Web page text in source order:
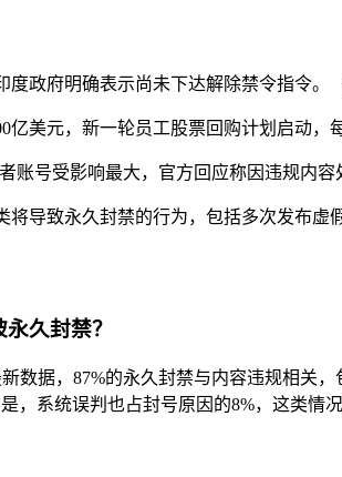
政府明确表示尚未下达解除禁令指令。
亿美元，新一轮员工股票回购计划启动，
账号受影响最大，官方回应称因违规内容
将导致永久封禁的行为，包括多次发布虚
久封禁？
数据，87%的永久封禁与内容违规相关
，系统误判也占封号原因的8%，这类情